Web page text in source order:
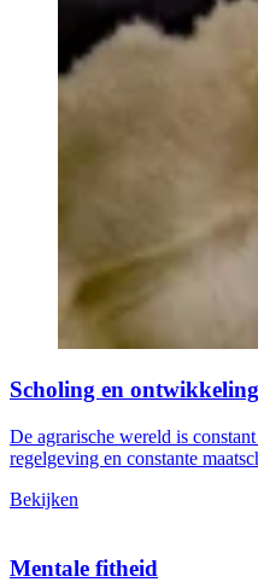
Scholing en ontwikkeling
De agrarische wereld is
regelgeving en constante
Bekijken
Mentale fitheid